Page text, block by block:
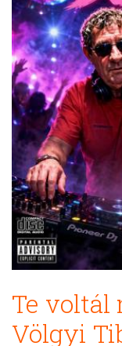
Te voltál
Völgyi